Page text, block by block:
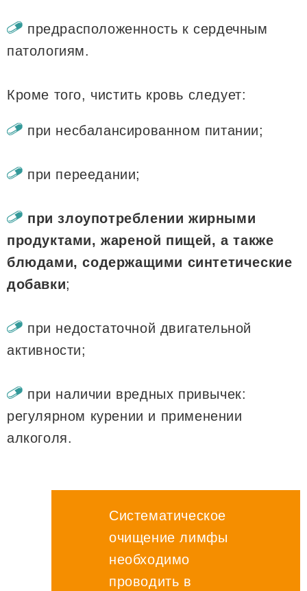
предрасположенность к сердечным
патологиям.
Кроме того, чистить кровь следует:
при несбалансированном питании;
при переедании;
при злоупотреблении жирными
продуктами, жареной пищей, а также
блюдами, содержащими синтетические
добавки;
при недостаточной двигательной
активности;
при наличии вредных привычек:
регулярном курении и применении
алкоголя.
Систематическое
очищение лимфы
необходимо
проводить в